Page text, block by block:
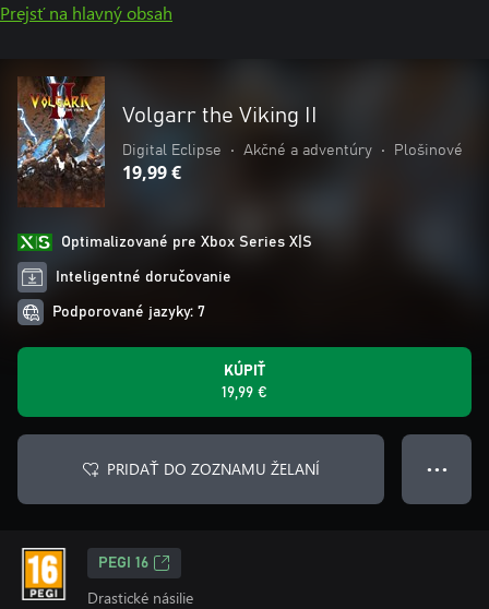
Prejsť na hlavný obsah
Volgarr the Viking II
Digital Eclipse • Akčné a adventúry • Plošinové
19,99 €
Optimalizované pre Xbox Series X|S
Inteligentné doručovanie
Podporované jazyky: 7
KÚPIŤ
19,99 €
PRIDAŤ DO ZOZNAMU ŽELANÍ ● ● ●
PEGI 16
Drastické násilie